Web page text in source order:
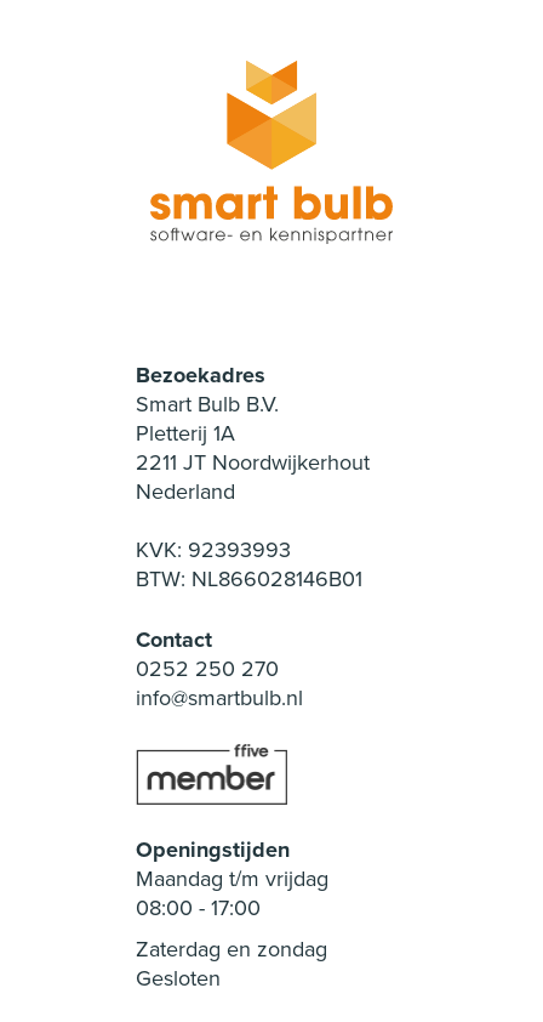
Bezoekadres
Smart Bulb B.V.
Pletterij 1A
2211 JT Noordwijkerhout
Nederland
KVK: 92393993
BTW: NL866028146B01
Contact
0252 250 270
info@smartbulb.nl
Openingstijden
Maandag t/m vrijdag
08:00 -17:00
Zaterdag en zondag
Gesloten